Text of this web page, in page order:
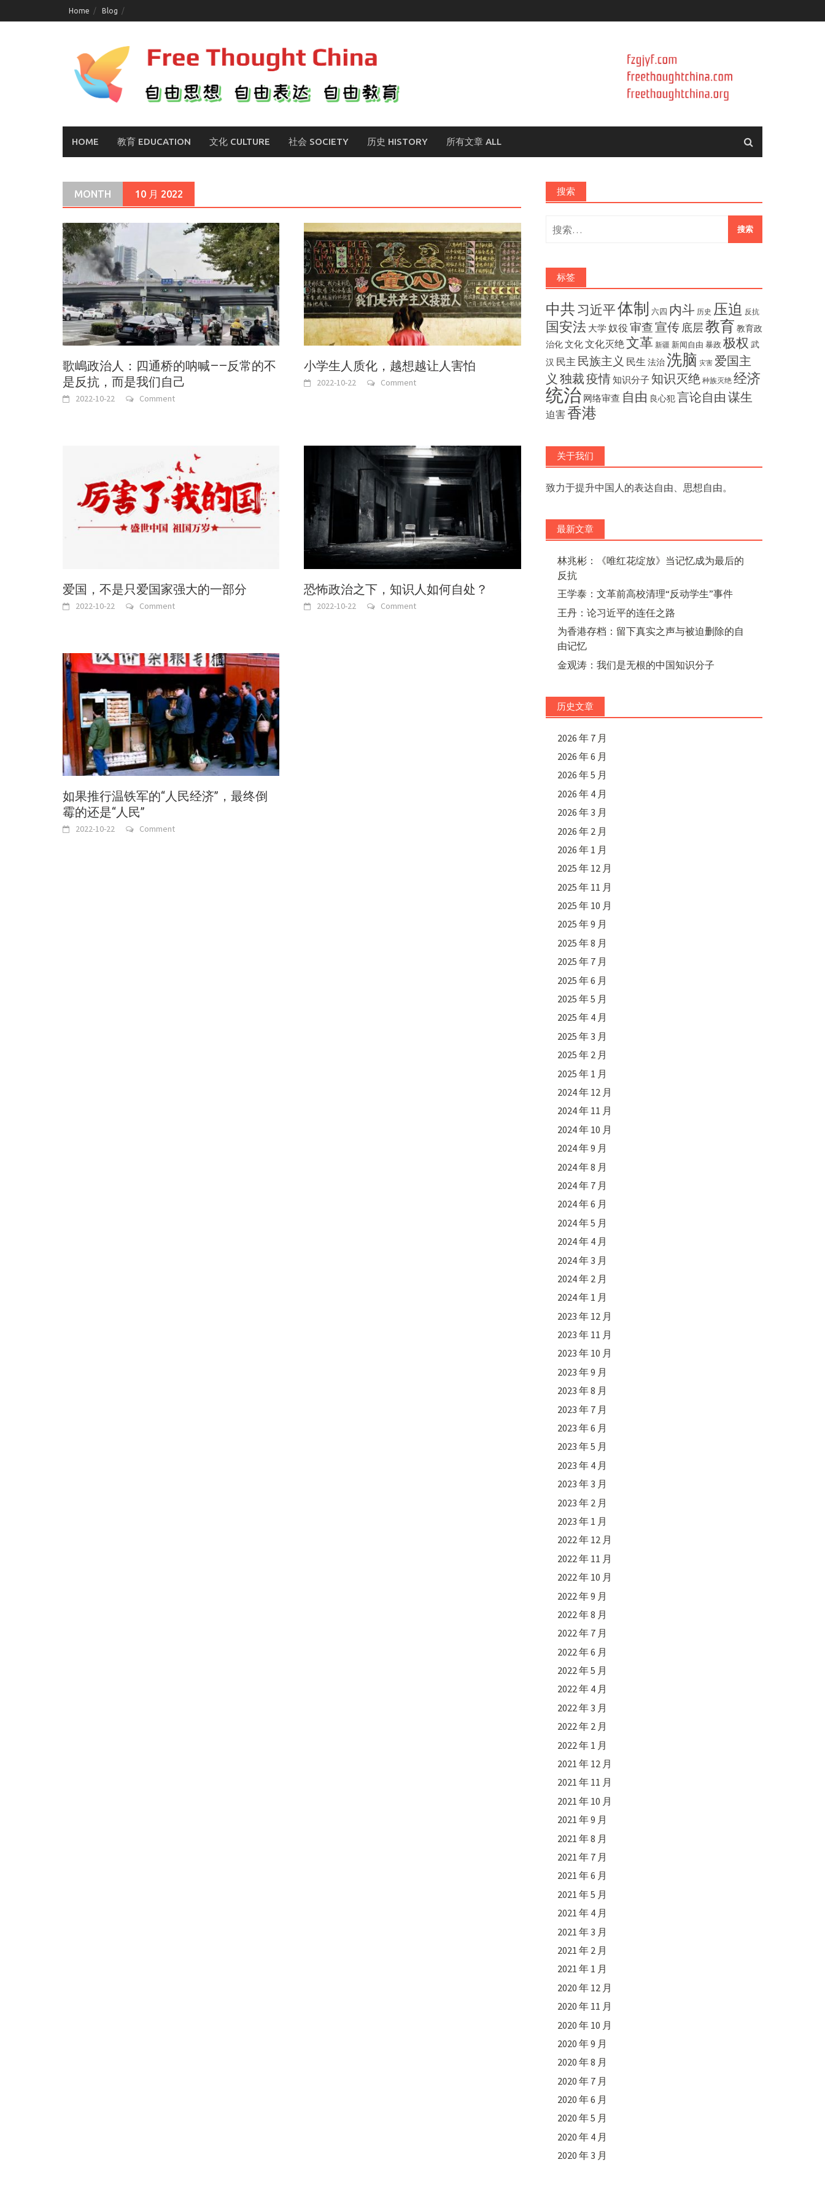
to
Home Blog
HOME 教育 EDUCATION 文化 CULTURE 社会 SOCIETY 历史 HISTORY 所有文章 ALL
MONTH 10 月 2022
歌嶋政治人：四通桥的呐喊——反常的不
是反抗，而是我们自己
2022-10-22 Comment
小学生人质化，越想越让人害怕
2022-10-22 Comment
爱国，不是只爱国家强大的一部分
2022-10-22 Comment
恐怖政治之下，知识人如何自处？
2022-10-22 Comment
如果推行温铁军的“人民经济”，最终倒
霉的还是“人民”
2022-10-22 Comment
搜索
搜
索：
标签
中共习近平体制 六四 内斗 历史 压迫 反抗
国安法 大学 奴役 审查宣传底层教育 教育政
治化文化文化灭绝文革 新疆 新闻自由 暴政 极权 武
汉 民主 民族主义 民生 法治洗脑 灾害 爱国主
义 独裁疫情知识分子 知识灭绝 种族灭绝 经济
统治 网络审查 自由 良心犯言论自由 谋生
迫害香港
关于我们
致力于提升中国人的表达自由、思想自由。
最新文章
林兆彬：《唯红花绽放》当记忆成为最后的
反抗
王学泰：文革前高校清理“反动学生”事件
王丹：论习近平的连任之路
为香港存档：留下真实之声与被迫删除的自
由记忆
金观涛：我们是无根的中国知识分子
历史文章
2026 年 7 月
2026 年 6 月
2026 年 5 月
2026 年 4 月
2026 年 3 月
2026 年 2 月
2026 年 1 月
2025 年 12 月
2025 年 11 月
2025 年 10 月
2025 年 9 月
2025 年 8 月
2025 年 7 月
2025 年 6 月
2025 年 5 月
2025 年 4 月
2025 年 3 月
2025 年 2 月
2025 年 1 月
2024 年 12 月
2024 年 11 月
2024 年 10 月
2024 年 9 月
2024 年 8 月
2024 年 7 月
2024 年 6 月
2024 年 5 月
2024 年 4 月
2024 年 3 月
2024 年 2 月
2024 年 1 月
2023 年 12 月
2023 年 11 月
2023 年 10 月
2023 年 9 月
2023 年 8 月
2023 年 7 月
2023 年 6 月
2023 年 5 月
2023 年 4 月
2023 年 3 月
2023 年 2 月
2023 年 1 月
2022 年 12 月
2022 年 11 月
2022 年 10 月
2022 年 9 月
2022 年 8 月
2022 年 7 月
2022 年 6 月
2022 年 5 月
2022 年 4 月
2022 年 3 月
2022 年 2 月
2022 年 1 月
2021 年 12 月
2021 年 11 月
2021 年 10 月
2021 年 9 月
2021 年 8 月
2021 年 7 月
2021 年 6 月
2021 年 5 月
2021 年 4 月
2021 年 3 月
2021 年 2 月
2021 年 1 月
2020 年 12 月
2020 年 11 月
2020 年 10 月
2020 年 9 月
2020 年 8 月
2020 年 7 月
2020 年 6 月
2020 年 5 月
2020 年 4 月
2020 年 3 月